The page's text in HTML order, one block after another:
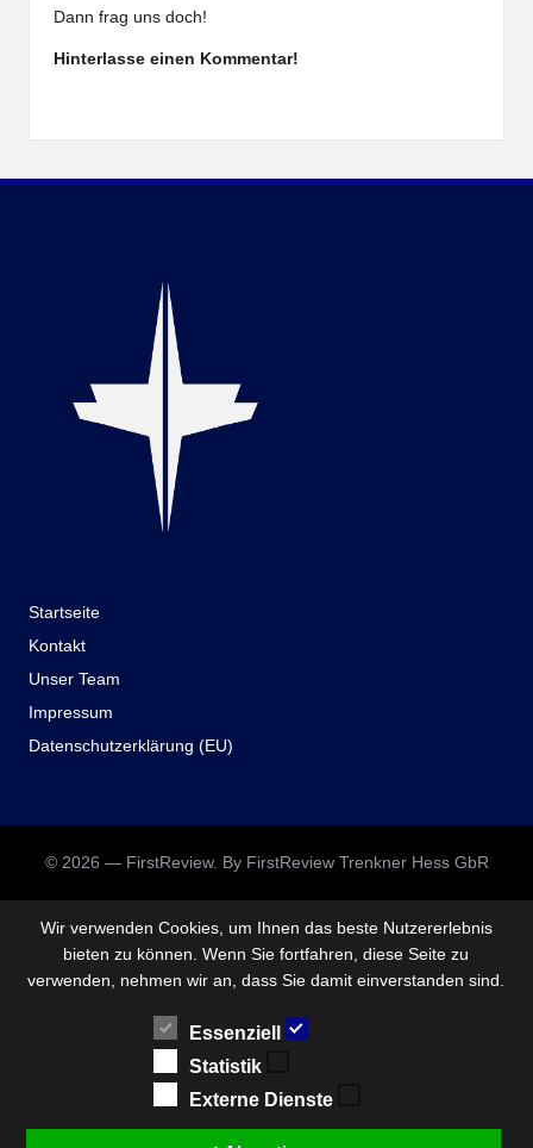
Dann frag uns doch!
Hinterlasse einen Kommentar!
Startseite
Kontakt
Unser Team
Impressum
Datenschutzerklärung (EU)
© 2026 — FirstReview. By FirstReview Trenkner Hess GbR
Wir verwenden Cookies, um Ihnen das beste Nutzererlebnis
bieten zu können. Wenn Sie fortfahren, diese Seite zu
verwenden, nehmen wir an, dass Sie damit einverstanden sind.
Essenziell
Statistik
Externe Dienste